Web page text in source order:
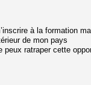
à la formation
de mon pays
ratraper cette